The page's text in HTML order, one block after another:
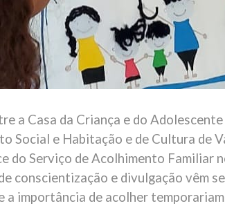
a Casa da Criança e do
Social e Habitação e de Cultura de
do Serviço de Acolhimento Familiar
conscientização e divulgação vêm
a importância de acolher